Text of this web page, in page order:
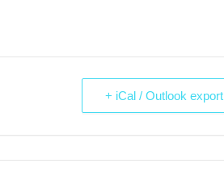
+ iCal / Outlook export